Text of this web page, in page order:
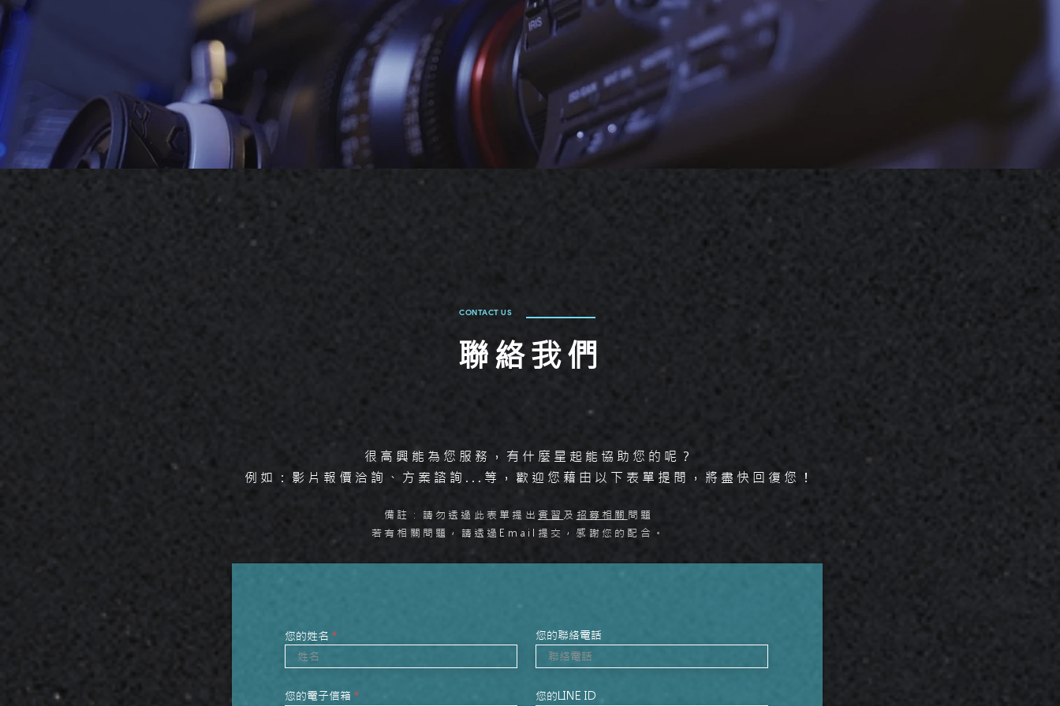
透過Email提交，感謝您的配合。
CONTACT US
聯絡我們
很高興能為您服務，有什麼星起能協助您的呢？
例如：影片報價洽詢、方案諮詢...等， 歡迎您藉由以下表單提問，將盡快回復您！
備註：請勿透過此表單提出 實習 及 招募相關 問題
若有相關問題，請透過Email提交，感謝您的配合。
您的姓名 您的聯絡電話
您的電子信箱 您的LINE ID